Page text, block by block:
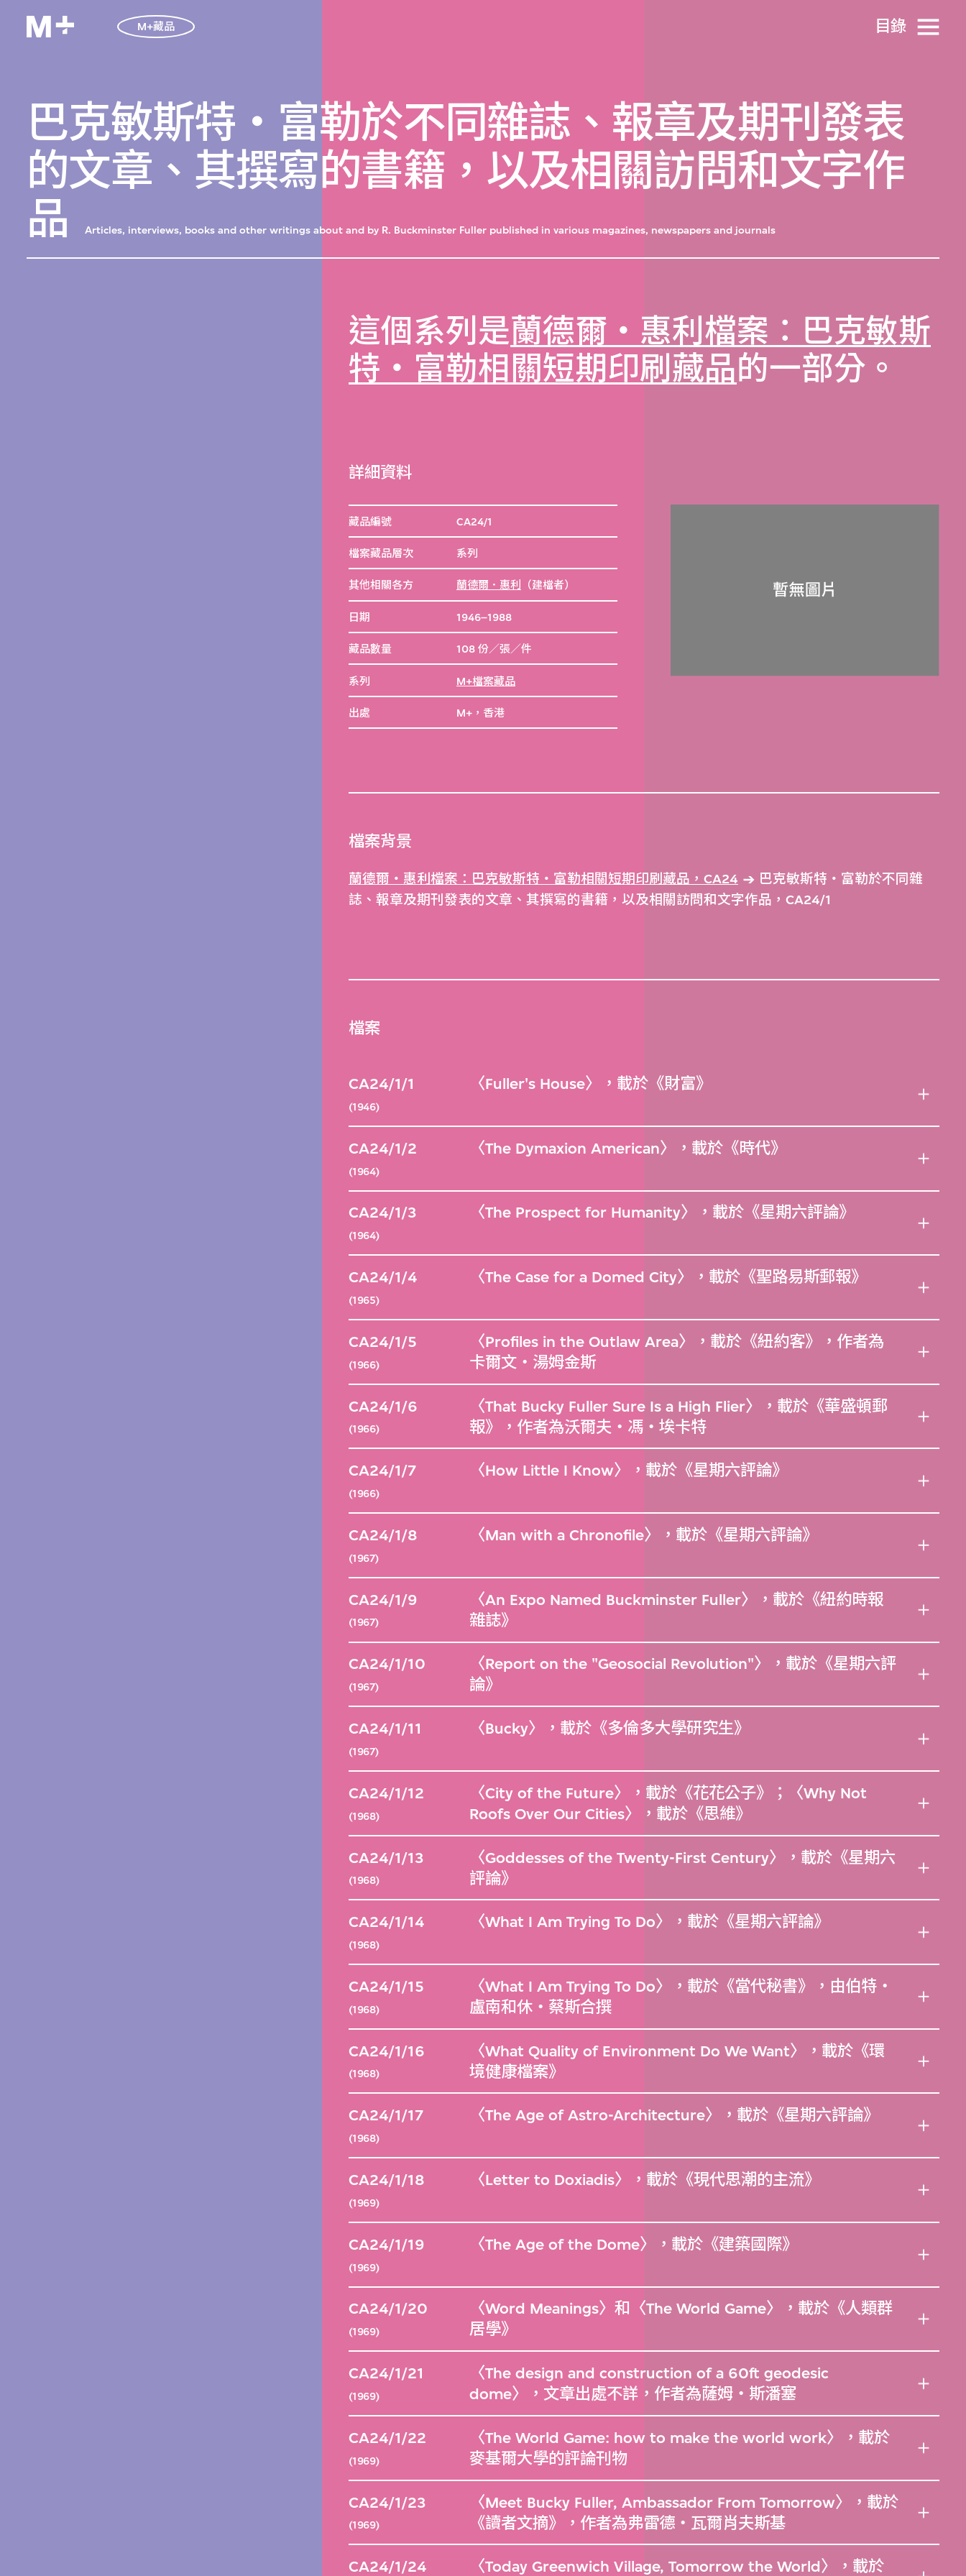
M+藏品 目​錄
巴克敏斯特‧富勒於不同雜誌、報章及期刊發表
的文章、其撰寫的書籍，以及相關訪問和文字作
品
Articles, interviews, books and other writings about and by R. Buckminster Fuller published in various magazines, newspapers and journals
這個系列是蘭德爾‧惠利檔案：巴克敏斯
特‧富勒相關短期印刷藏品的一部分。
詳細資料
藏品編號 CA24/1
檔案藏品層次 系列
其他相關各方 蘭德爾．惠利 （建檔者）
日期 1946–1988
藏品數量 108 份／張／件
系列 M+檔案藏品
出處 M+，香港
檔案背景
蘭德爾‧惠利檔案：巴克敏斯特‧富勒相關短期印刷藏品，CA24
巴克敏斯特‧富勒於不同雜
誌、報章及期刊發表的文章、其撰寫的書籍，以及相關訪問和文字作品，CA24/1
檔案
CA24/1/1
(1946)
〈Fuller's House〉，載於《財富》
CA24/1/2
(1964)
〈The Dymaxion American〉，載於《時代》
CA24/1/3
(1964)
〈The Prospect for Humanity〉，載於《星期六評論》
CA24/1/4
(1965)
〈The Case for a Domed City〉，載於《聖路易斯郵報》
CA24/1/5
(1966)
〈Profiles in the Outlaw Area〉，載於《紐約客》，作者為
卡爾文‧湯姆金斯
CA24/1/6
(1966)
〈That Bucky Fuller Sure Is a High Flier〉，載於《華盛頓郵
報》，作者為沃爾夫‧馮‧埃卡特
CA24/1/7
(1966)
〈How Little I Know〉，載於《星期六評論》
CA24/1/8
(1967)
〈Man with a Chronofile〉，載於《星期六評論》
CA24/1/9
(1967)
〈An Expo Named Buckminster Fuller〉，載於《紐約時報
雜誌》
CA24/1/10
(1967)
〈Report on the "Geosocial Revolution"〉，載於《星期六評
論》
CA24/1/11
(1967)
〈Bucky〉，載於《多倫多大學研究生》
CA24/1/12
(1968)
〈City of the Future〉，載於《花花公子》；〈Why Not
Roofs Over Our Cities〉，載於《思維》
CA24/1/13
(1968)
〈Goddesses of the Twenty-First Century〉，載於《星期六
評論》
CA24/1/14
(1968)
〈What I Am Trying To Do〉，載於《星期六評論》
CA24/1/15
(1968)
〈What I Am Trying To Do〉，載於《當代秘書》，由伯特‧
盧南和休‧蔡斯合撰
CA24/1/16
(1968)
〈What Quality of Environment Do We Want〉，載於《環
境健康檔案》
CA24/1/17
(1968)
〈The Age of Astro-Architecture〉，載於《星期六評論》
CA24/1/18
(1969)
〈Letter to Doxiadis〉，載於《現代思潮的主流》
CA24/1/19
(1969)
〈The Age of the Dome〉，載於《建築國際》
CA24/1/20
(1969)
〈Word Meanings〉和〈The World Game〉，載於《人類群
居學》
CA24/1/21
(1969)
〈The design and construction of a 60ft geodesic
dome〉，文章出處不詳，作者為薩姆‧斯潘塞
CA24/1/22
(1969)
〈The World Game: how to make the world work〉，載於
麥基爾大學的評論刊物
CA24/1/23
(1969)
〈Meet Bucky Fuller, Ambassador From Tomorrow〉，載於
《讀者文摘》，作者為弗雷德‧瓦爾肖夫斯基
CA24/1/24 〈Today Greenwich Village, Tomorrow the World〉，載於